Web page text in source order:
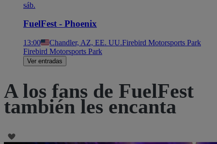
sáb.
FuelFest - Phoenix
13:00 Chandler, AZ, EE. UU.Firebird Motorsports Park
Firebird Motorsports Park
Ver entradas
A los fans de FuelFest
también les encanta